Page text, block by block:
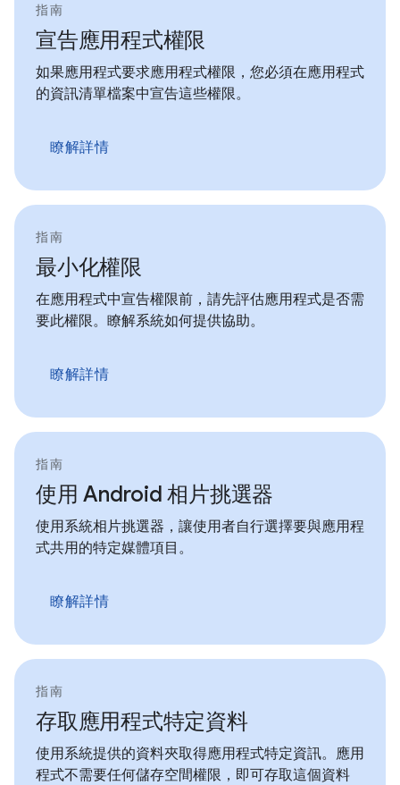
指南
宣告應用程式權限
如果應用程式要求應用程式權限，您必須在應用程式
的資訊清單檔案中宣告這些權限。
瞭解詳情
指南
最小化權限
在應用程式中宣告權限前，請先評估應用程式是否需
要此權限。瞭解系統如何提供協助。
瞭解詳情
指南
使用 Android 相片挑選器
使用系統相片挑選器，讓使用者自行選擇要與應用程
式共用的特定媒體項目。
瞭解詳情
指南
存取應用程式特定資料
使用系統提供的資料夾取得應用程式特定資訊。應用
程式不需要任何儲存空間權限，即可存取這個資料